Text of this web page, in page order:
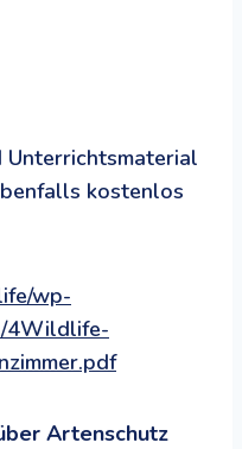
kostenlos
wp-
4Wildlife-
Artenschutz